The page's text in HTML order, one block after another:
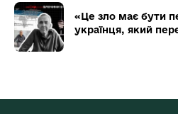
«Це зло має бути
українця, який